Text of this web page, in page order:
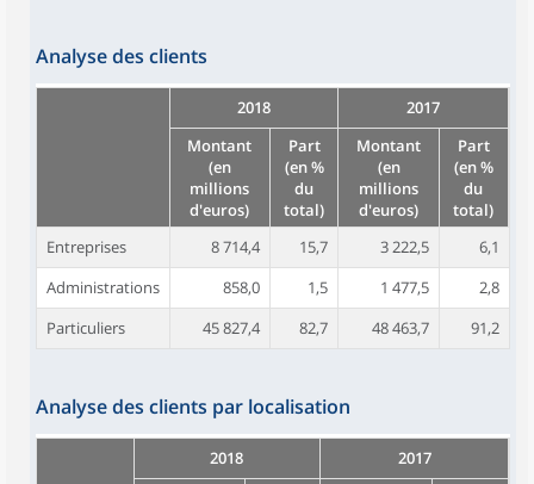
Analyse des clients
2018
2017
Montant
(en
millions
d'euros)
Part
(en %
du
total)
Montant
(en
millions
d'euros)
Part
(en %
du
total)
Entreprises
8 714,4 15,7 3 222,5
6,1
Administrations
858,0 1,5 1 477,5
2,8
Particuliers
45 827,4 82,7 48 463,7 91,2
Analyse des clients par localisation
2018 2017